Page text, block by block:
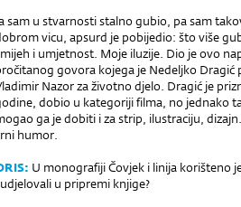
sam u stvarnosti stalno gubio, pa sam
vicu, apsurd je pobijedio: što više
i umjetnost. Moje iluzije. Dio je ovo
govora kojega je Nedeljko
Nazor za životno djelo. Dragić je
dobio u kategoriji filma, no jednako
ga je dobiti i za strip, ilustraciju,
humor.
U monografiji Čovjek i linija korišteno
u pripremi knjige?